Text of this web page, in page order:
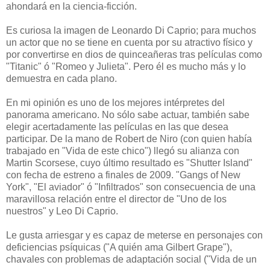
ahondará en la ciencia-ficción.
Es curiosa la imagen de Leonardo Di Caprio; para muchos
un actor que no se tiene en cuenta por su atractivo físico y
por convertirse en dios de quinceañeras tras películas como
"Titanic" ó "Romeo y Julieta". Pero él es mucho más y lo
demuestra en cada plano.
En mi opinión es uno de los mejores intérpretes del
panorama americano. No sólo sabe actuar, también sabe
elegir acertadamente las películas en las que desea
participar. De la mano de Robert de Niro (con quien había
trabajado en "Vida de este chico") llegó su alianza con
Martin Scorsese, cuyo último resultado es "Shutter Island"
con fecha de estreno a finales de 2009. "Gangs of New
York", "El aviador" ó "Infiltrados" son consecuencia de una
maravillosa relación entre el director de "Uno de los
nuestros" y Leo Di Caprio.
Le gusta arriesgar y es capaz de meterse en personajes con
deficiencias psíquicas ("A quién ama Gilbert Grape"),
chavales con problemas de adaptación social ("Vida de un